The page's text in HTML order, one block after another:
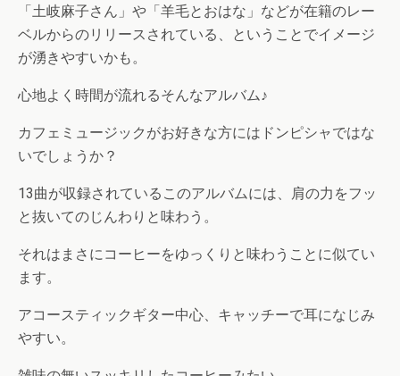
「土岐麻子さん」や「羊毛とおはな」などが在籍のレー
ベルからのリリースされている、ということでイメージ
が湧きやすいかも。
心地よく時間が流れるそんなアルバム♪
カフェミュージックがお好きな方にはドンピシャではな
いでしょうか？
13曲が収録されているこのアルバムには、肩の力をフッ
と抜いてのじんわりと味わう。
それはまさにコーヒーをゆっくりと味わうことに似てい
ます。
アコースティックギター中心、キャッチーで耳になじみ
やすい。